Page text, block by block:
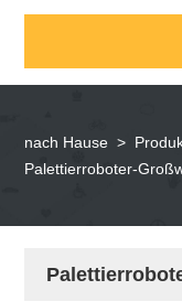
nach Hause >
Palettierroboter-